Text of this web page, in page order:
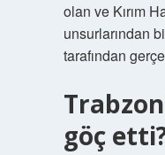
olan ve Kırım
unsurlarından
tarafından
göç